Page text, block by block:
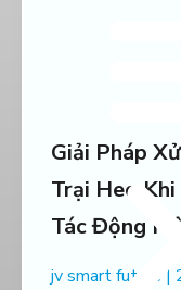
Giải Pháp
Trại Heo
Tác Động
jv smart future